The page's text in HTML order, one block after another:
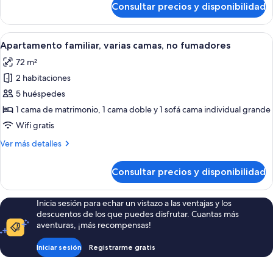
matrimonio,
no
fumadores,
planta
baja
Confort
doble,
1
cama
de
matrimonio,
no
fumadores,
planta
baja
Consultar precios y disponibilidad
Abrir
todas
las
fotos
de
Apartamento
familiar,
camas,
Una sala de estar moderna con sofá,
19
Apartamento familiar, varias camas, no fumadores
72 m²
2 habitaciones
5 huéspedes
1 cama de matrimonio, 1 cama doble y 1 sofá cama individual grande
Wifi gratis
Ver más detalles
Más
familiar,
varias
camas,
no
fumadores
Consultar precios y disponibilidad
Inicia sesión para echar un vistazo a las ventajas y los
descuentos de los que puedes disfrutar. Cuantas más
aventuras, ¡más recompensas!
Iniciar sesión Registrarme gratis